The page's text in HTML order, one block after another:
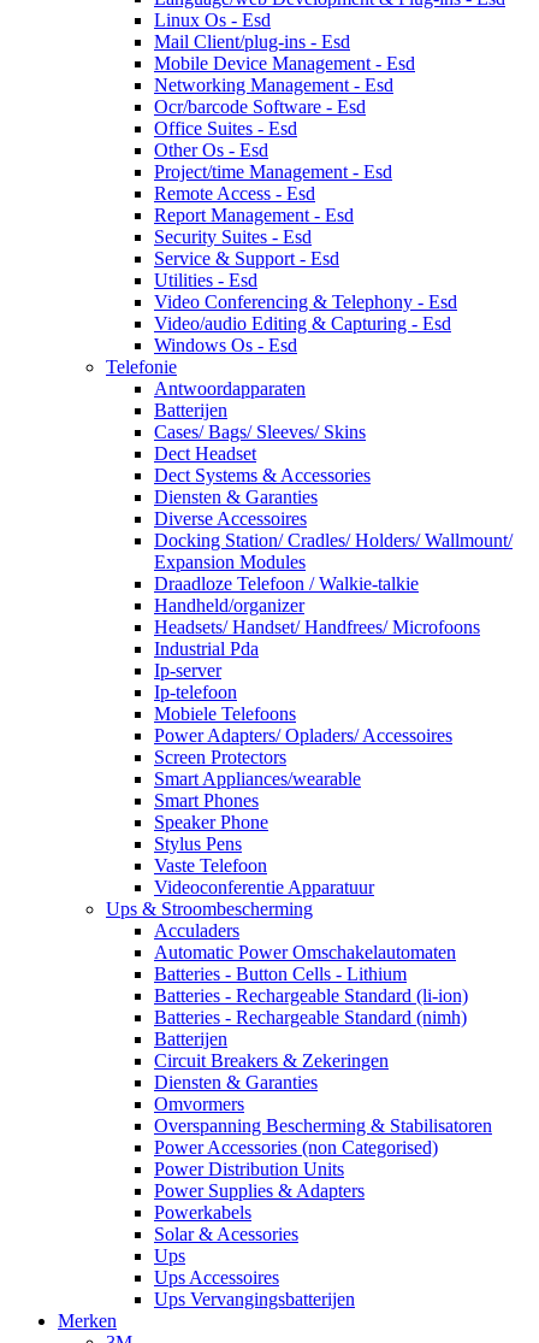
Linux Os - Esd
Mail Client/plug-ins - Esd
Mobile Device Management - Esd
Networking Management - Esd
Ocr/barcode Software - Esd
Office Suites - Esd
Other Os - Esd
Project/time Management - Esd
Remote Access - Esd
Report Management - Esd
Security Suites - Esd
Service & Support - Esd
Utilities - Esd
Video Conferencing & Telephony - Esd
Video/audio Editing & Capturing - Esd
Windows Os - Esd
Telefonie
Antwoordapparaten
Batterijen
Cases/ Bags/ Sleeves/ Skins
Dect Headset
Dect Systems & Accessories
Diensten & Garanties
Diverse Accessoires
Docking Station/ Cradles/ Holders/ Wallmount/
Expansion Modules
Draadloze Telefoon / Walkie-talkie
Handheld/organizer
Headsets/ Handset/ Handfrees/ Microfoons
Industrial Pda
Ip-server
Ip-telefoon
Mobiele Telefoons
Power Adapters/ Opladers/ Accessoires
Screen Protectors
Smart Appliances/wearable
Smart Phones
Speaker Phone
Stylus Pens
Vaste Telefoon
Videoconferentie Apparatuur
Ups & Stroombescherming
Acculaders
Automatic Power Omschakelautomaten
Batteries - Button Cells - Lithium
Batteries - Rechargeable Standard (li-ion)
Batteries - Rechargeable Standard (nimh)
Batterijen
Circuit Breakers & Zekeringen
Diensten & Garanties
Omvormers
Overspanning Bescherming & Stabilisatoren
Power Accessories (non Categorised)
Power Distribution Units
Power Supplies & Adapters
Powerkabels
Solar & Acessories
Ups
Ups Accessoires
Ups Vervangingsbatterijen
Merken